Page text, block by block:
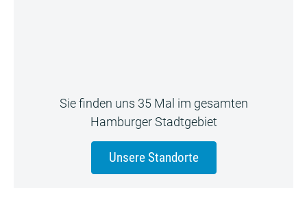
Sie finden uns 35 Mal im gesamten
Hamburger Stadtgebiet
Unsere Standorte